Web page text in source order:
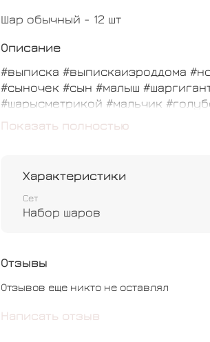
Шар обычный - 12 шт
Описание
#выписка #выпискаизроддома
#сыночек #сын #малыш
#шарысметрикой #мальчик
#размермакси #баблс #луна
Показать полностью
Характеристики
Сет
Набор шаров
Отзывы
Отзывов еще никто не оставлял
Написать отзыв